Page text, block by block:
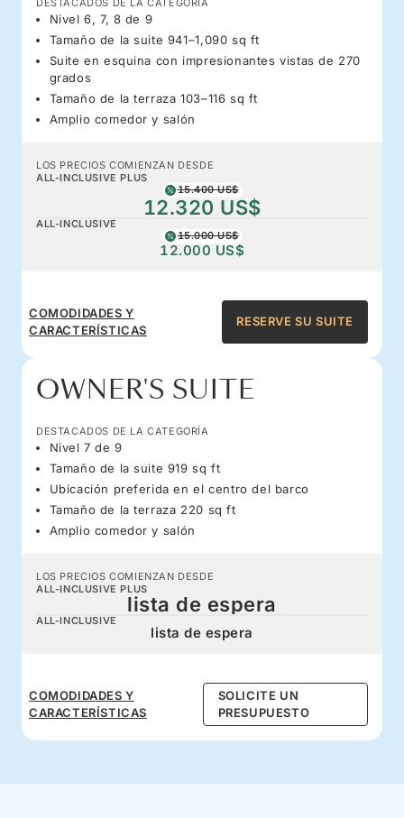
Nivel 6, 7, 8 de 9
Tamaño de la suite 941–1,090 sq ft
Suite en esquina con impresionantes vistas de 270
grados
Tamaño de la terraza 103–116 sq ft
Amplio comedor y salón
LOS PRECIOS COMIENZAN DESDE
ALL-INCLUSIVE PLUS
15.400 US$
12.320 US$
ALL-INCLUSIVE
15.000 US$
12.000 US$
COMODIDADES Y
CARACTERÍSTICAS
RESERVE SU SUITE
OWNER'S SUITE
DESTACADOS DE LA CATEGORÍA
Nivel 7 de 9
Tamaño de la suite 919 sq ft
Ubicación preferida en el centro del barco
Tamaño de la terraza 220 sq ft
Amplio comedor y salón
LOS PRECIOS COMIENZAN DESDE
ALL-INCLUSIVE PLUS
lista de espera
ALL-INCLUSIVE
lista de espera
COMODIDADES Y
CARACTERÍSTICAS
SOLICITE UN
PRESUPUESTO